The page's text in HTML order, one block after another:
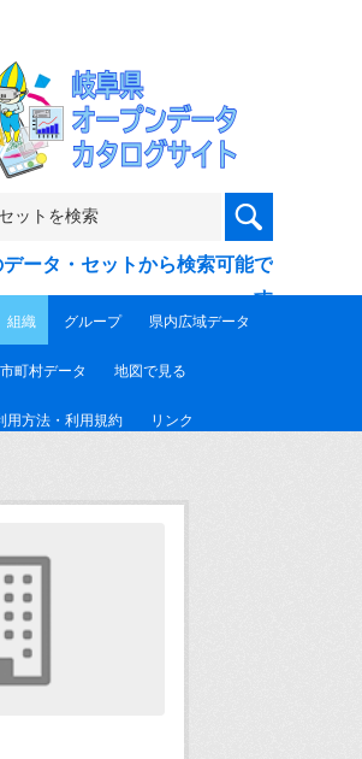
ータ・セットから検索可能で
す
組織 グループ 県内広域データ
市町村データ 地図で見る
用方法・利用規約 リンク